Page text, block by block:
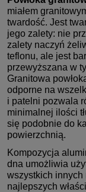
miałem
twardość. Jest
jego zalety: nie
zalety naczyń
teflonu, ale jest
przewyższana w
Granitowa
odporne na
i patelni pozwala
minimalnej ilości
się podobnie do
powierzchnią.
Kompozycja
dna umożliwia
wszystkich
najlepszych